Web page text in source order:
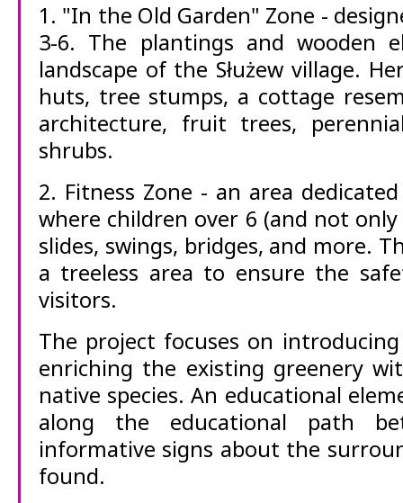
1. "In the Old Garden" Zone -
3-6. The plantings and wooden
landscape of the Służew village.
huts, tree stumps, a cottage
architecture, fruit trees,
shrubs.
2. Fitness Zone - an area
where children over 6 (and not
slides, swings, bridges, and more.
a treeless area to ensure the
visitors.
The project focuses on
enriching the existing greenery
native species. An educational
along the educational path
informative signs about the
found.